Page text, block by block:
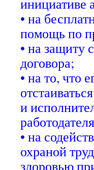
инициативе
• на
помощь по
• на защиту
договора;
• на то, что
и
• на
охраной
здоровью